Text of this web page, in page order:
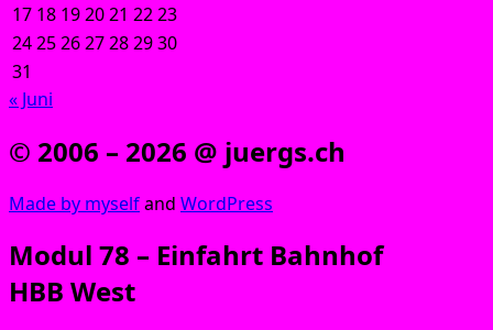
17 18 192021 2223
24252627282930
31
« Juni
© 2006 – 2026 @ juergs.ch
Made by mys­elfand Word­Press
Modul 78 – Einfahrt Bahnhof
HBB West